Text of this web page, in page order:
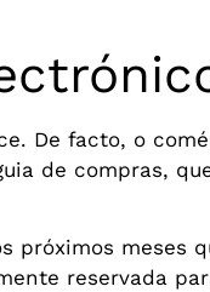
De facto, o
de compras,
próximos
reservada